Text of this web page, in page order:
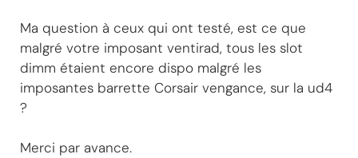
Ma question à ceux qui ont testé, est ce que
malgré votre imposant ventirad, tous les slot
dimm étaient encore dispo malgré les
imposantes barrette Corsair vengance, sur la ud4
?
Merci par avance.